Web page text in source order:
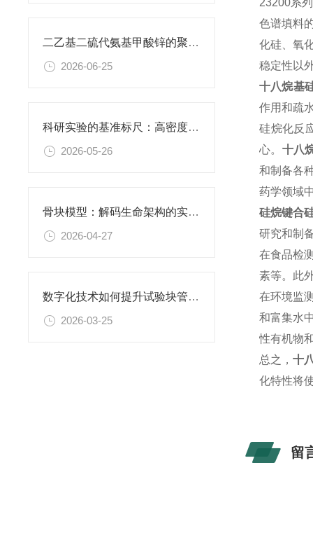
二乙基二硫代氨基甲酸锌的聚氨酯膜：功能性复合薄膜的研究应用
2026-06-25
科研实验的基准标尺：高密度聚乙烯阴性对照材料的应用价值
2026-05-26
骨块模型：解码生命架构的实体教科书
2026-04-27
数字化技术如何提升试验块管理效率
2026-03-25
23200系
色谱填料
化硅、氧
稳定性以
十八烷基
作用和疏
硅烷化反
心。 十八
和制备各
药学领域
硅烷键合
研究和制
在食品检
素等。此
在环境监
和富集水
性有机物
总之，十
化特性将
留